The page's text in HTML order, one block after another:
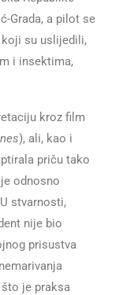
Grada, a pilot se
su uslijedili,
i insektima,
kroz film
), ali, kao i
priču tako
odnosno
stvarnosti,
nije bio
prisustva
je praksa